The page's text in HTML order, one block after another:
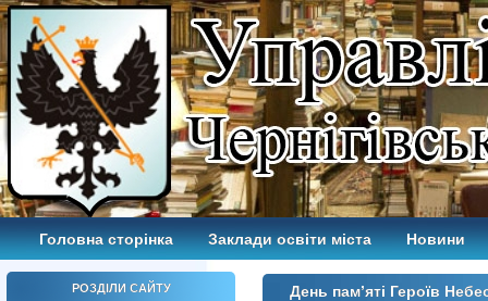
Головна сторінка Заклади освіти міста Новини
РОЗДІЛИ САЙТУ День пам’яті Героїв